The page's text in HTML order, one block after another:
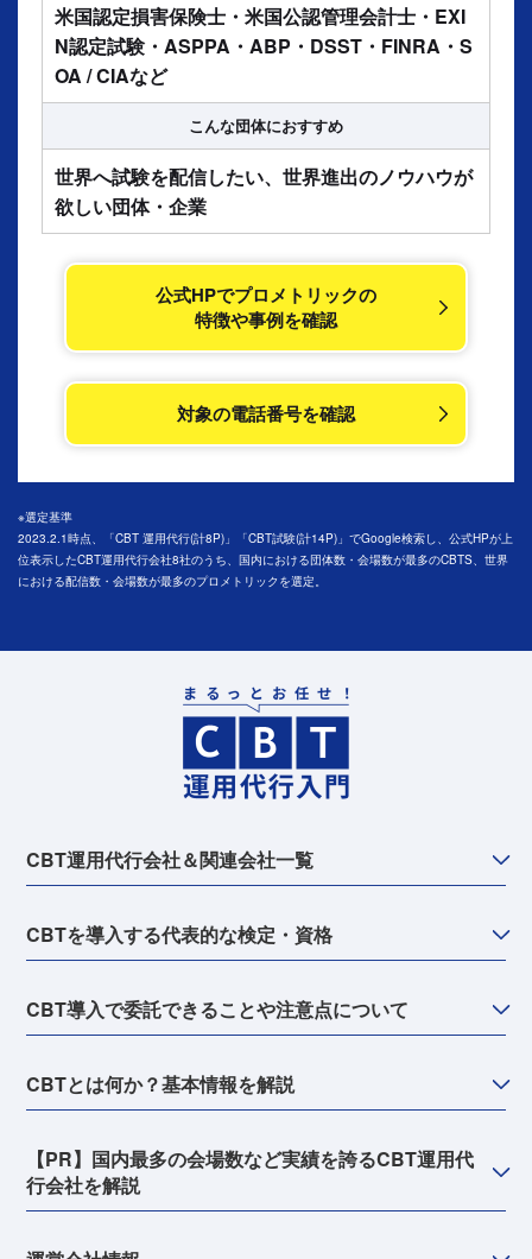
米国認定損害保険士・米国公認管理会計士・EXI
N認定試験・ASPPA・ABP・DSST・FINRA・S
OA / CIAなど
こんな団体におすすめ
世界へ試験を配信したい、世界進出のノウハウが
欲しい団体・企業
公式HPでプロメトリックの
特徴や事例を確認
対象の電話番号を確認
※選定基準
2023.2.1時点、「CBT 運用代行(計8P)」「CBT試験(計14P)」でGoogle検索し、公式HPが上
位表示したCBT運用代行会社8社のうち、国内における団体数・会場数が最多のCBTS、世界
における配信数・会場数が最多のプロメトリックを選定。
CBT運用代行会社＆関連会社一覧
CBTを導入する代表的な検定・資格
CBT導入で委託できることや注意点について
CBTとは何か？基本情報を解説
【PR】国内最多の会場数など実績を誇るCBT運用代
行会社を解説